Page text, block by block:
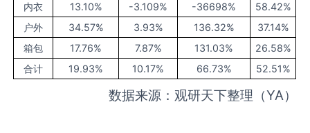
内衣
13.10% -3.109% -36698%
58.42%
户外
34.57% 3.93% 136.32%
37.14%
箱包
17.76% 7.87% 131.03%
26.58%
合计
19.93% 10.17% 66.73% 52.51%
数据来源：观研天下整理（YA）